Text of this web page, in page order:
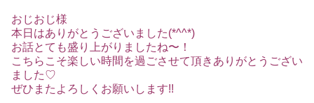
おじおじ様
本日はありがとうございました(*^^*)
お話とても盛り上がりましたね〜！
こちらこそ楽しい時間を過ごさせて頂きありがとうござい
ました♡
ぜひまたよろしくお願いします!!